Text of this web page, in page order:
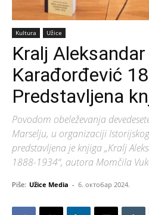
Kultura Užice
Kralj Aleksandar
Karađorđević
Predstavljena
Povodom obeleževanja
Marselju, u organizaciji
predstavljena je knjiga „Kralj
1888-1934“, autora Momčila
Piše: Užice Media - 6. октобар 2024.